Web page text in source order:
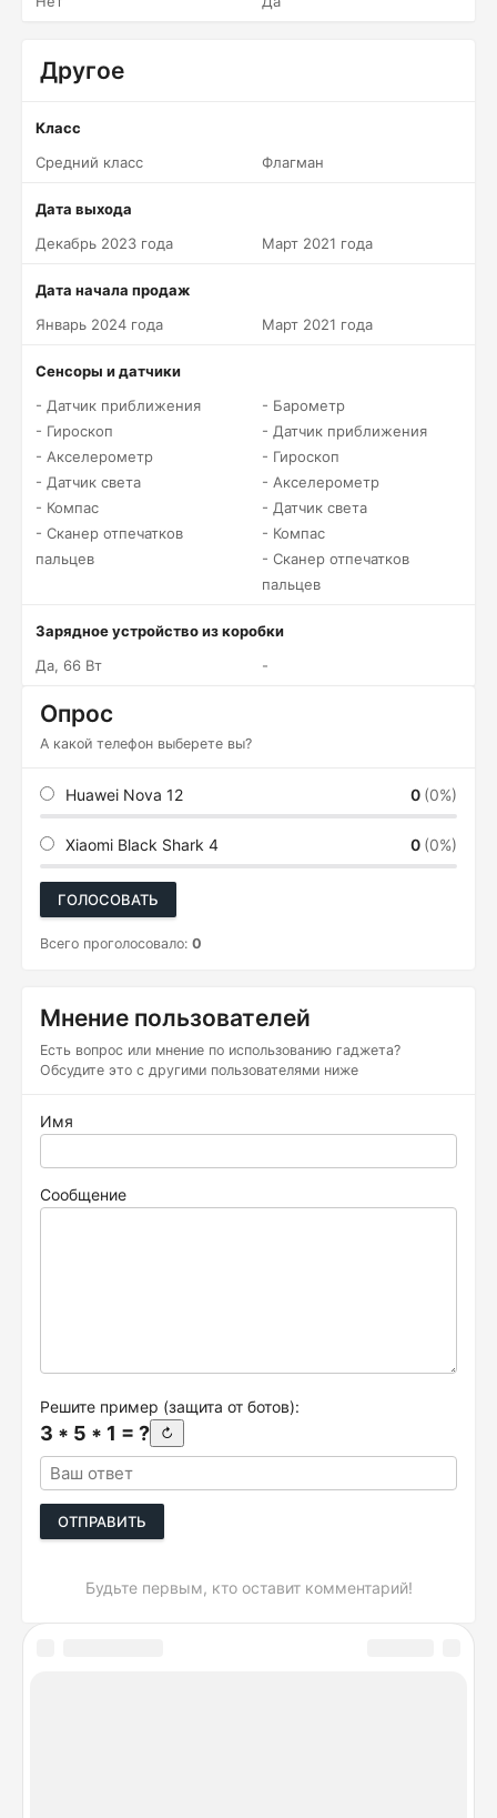
Другое
Класс
Средний класс
Флагман
Дата выхода
Декабрь 2023 года
Март 2021 года
Дата начала продаж
Январь 2024 года
Март 2021 года
Сенсоры и датчики
- Датчик приближения
- Гироскоп
- Акселерометр
- Датчик света
- Компас
- Сканер отпечатков
пальцев
- Барометр
- Датчик приближения
- Гироскоп
- Акселерометр
- Датчик света
- Компас
- Сканер отпечатков
пальцев
Зарядное устройство из коробки
Да, 66 Вт
-
Опрос
А какой телефон выберете вы?
Huawei Nova 12 0 (0%)
Xiaomi Black Shark 4 0 (0%)
ГОЛОСОВАТЬ
Всего проголосовало: 0
Мнение пользователей
Есть вопрос или мнение по использованию гаджета?
Обсудите это с другими пользователями ниже
Имя
Сообщение
Решите пример (защита от ботов):
3 * 5 * 1 = ? ↻
ОТПРАВИТЬ
Будьте первым, кто оставит комментарий!